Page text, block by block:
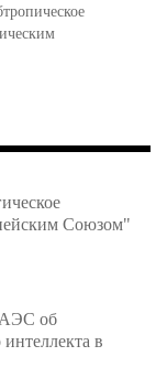
Союзом"
об
в